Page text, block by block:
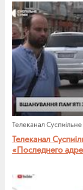
Телеканал
Телеканал
«Последнего